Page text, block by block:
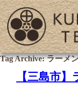
Tag Archive: ラーメ
【三島市